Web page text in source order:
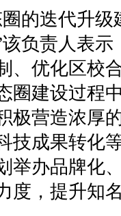
的迭代升级
负责人表示
、优化区校
圈建设过程
极营造浓厚
技成果转化
举办品牌化
度，提升知